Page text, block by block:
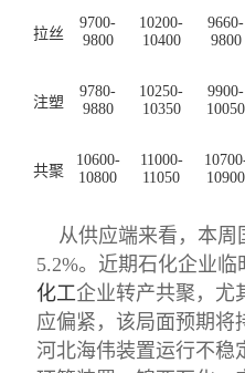
拉丝
9700-
9800
10200-
10400
9660-
9800
注塑
9780-
9880
10250-
10350
9900-
10050
共聚
10600-
10800
11000-
11050
10900
从供应端来看，本周
5.2%。近期石化企业
化工企业转产共聚，尤
应偏紧，该局面预期将
河北海伟装置运行不稳